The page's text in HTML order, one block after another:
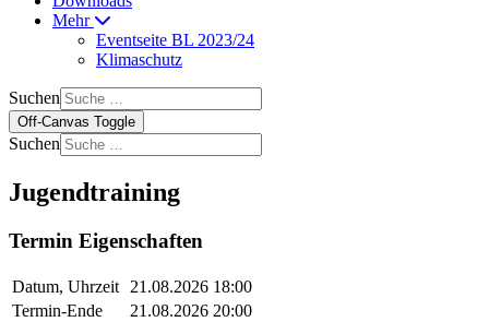
Mehr
Eventseite BL 2023/24
Klimaschutz
Suchen
Off-Canvas Toggle
Suchen
Jugendtraining
Termin Eigenschaften
Datum, Uhrzeit
21.08.2026 18:00
Termin-Ende
21.08.2026 20:00